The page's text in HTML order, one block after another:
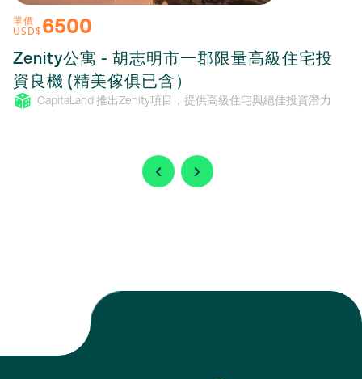
單價
USD$6500
Zenity公寓 - 胡志明市一郡限量高級住宅投
資良機 (精美傢俱已含）
CapitaLand 推出Zenity項目，提供高級住宅與絕佳投資潛力